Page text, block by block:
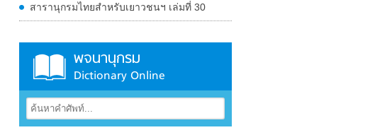
สารานุกรมไทยสำหรับเยาวชนฯ เล่มที่ 30
พจนานุกรม
Dictionary Online